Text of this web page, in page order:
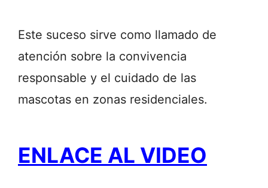
Este suceso sirve como llamado de
atención sobre la convivencia
responsable y el cuidado de las
mascotas en zonas residenciales.
ENLACE AL VIDEO